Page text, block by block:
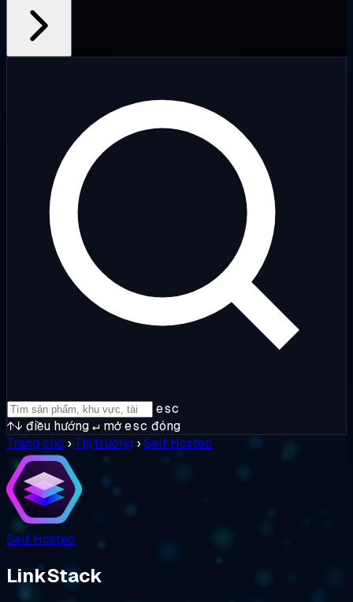
esc
↑↓ điều hướng↵ mởesc đóng
Trang chủ › Thị trường ›Self Hosted
Self Hosted
LinkStack